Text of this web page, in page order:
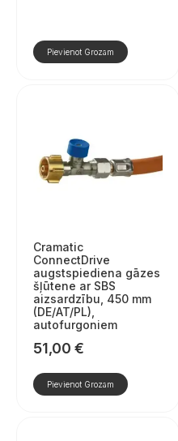
Pievienot Grozam
Cramatic
ConnectDrive
augstspiediena gāzes
šļūtene ar SBS
aizsardzību, 450 mm
(DE/AT/PL),
autofurgoniem
51,00 €
Pievienot Grozam